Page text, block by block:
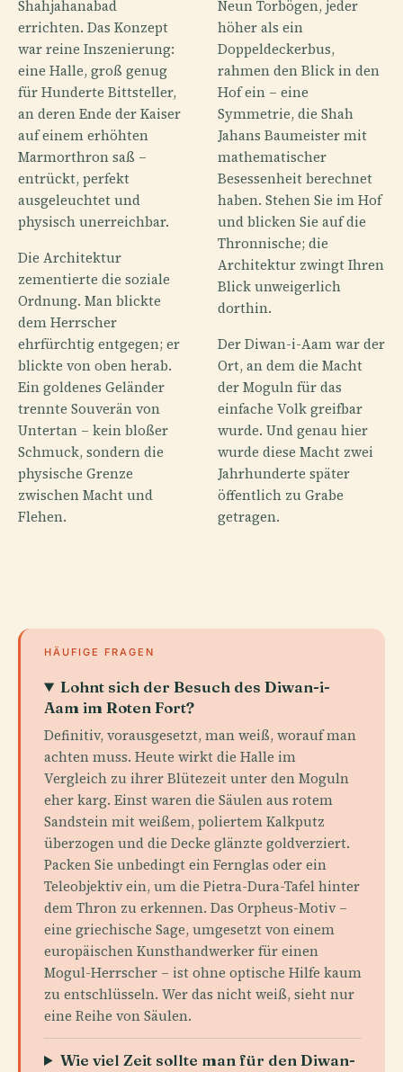
Shahjahanabad
errichten. Das Konzept
war reine Inszenierung:
eine Halle, groß genug
für Hunderte Bittsteller,
an deren Ende der Kaiser
auf einem erhöhten
Marmorthron saß –
entrückt, perfekt
ausgeleuchtet und
physisch unerreichbar.
Die Architektur
zementierte die soziale
Ordnung. Man blickte
dem Herrscher
ehrfürchtig entgegen; er
blickte von oben herab.
Ein goldenes Geländer
trennte Souverän von
Untertan – kein bloßer
Schmuck, sondern die
physische Grenze
zwischen Macht und
Flehen.
Neun Torbögen, jeder
höher als ein
Doppeldeckerbus,
rahmen den Blick in den
Hof ein – eine
Symmetrie, die Shah
Jahans Baumeister mit
mathematischer
Besessenheit berechnet
haben. Stehen Sie im Hof
und blicken Sie auf die
Thronnische; die
Architektur zwingt Ihren
Blick unweigerlich
dorthin.
Der Diwan-i-Aam war der
Ort, an dem die Macht
der Moguln für das
einfache Volk greifbar
wurde. Und genau hier
wurde diese Macht zwei
Jahrhunderte später
öffentlich zu Grabe
getragen.
HÄUFIGE FRAGEN
Lohnt sich der Besuch des Diwan-i-
Aam im Roten Fort?
Definitiv, vorausgesetzt, man weiß, worauf man
achten muss. Heute wirkt die Halle im
Vergleich zu ihrer Blütezeit unter den Moguln
eher karg. Einst waren die Säulen aus rotem
Sandstein mit weißem, poliertem Kalkputz
überzogen und die Decke glänzte goldverziert.
Packen Sie unbedingt ein Fernglas oder ein
Teleobjektiv ein, um die Pietra-Dura-Tafel hinter
dem Thron zu erkennen. Das Orpheus-Motiv –
eine griechische Sage, umgesetzt von einem
europäischen Kunsthandwerker für einen
Mogul-Herrscher – ist ohne optische Hilfe kaum
zu entschlüsseln. Wer das nicht weiß, sieht nur
eine Reihe von Säulen.
Wie viel Zeit sollte man für den Diwan-